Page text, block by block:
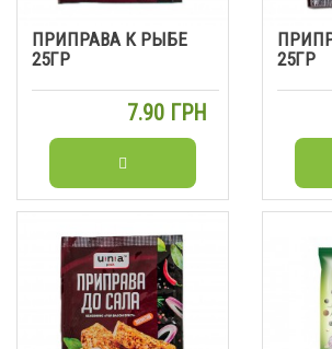
ПРИПРАВА К РЫБЕ
25ГР
7.90 ГРН
25ГР